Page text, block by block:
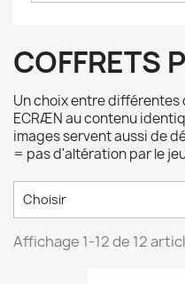
COFFRETS
Un choix entre
ECRÆN au contenu
images servent aussi de
= pas d'altération par le
Choisir
Affichage 1-12 de 12